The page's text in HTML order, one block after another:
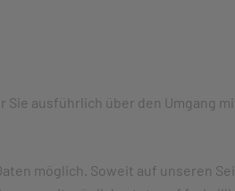
ausführlich über den Umgang
möglich. Soweit auf unseren